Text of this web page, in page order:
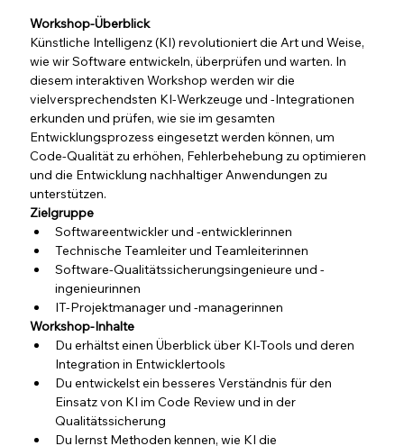
Workshop-Überblick
Künstliche Intelligenz (KI) revolutioniert die Art und Weise,
wie wir Software entwickeln, überprüfen und warten. In
diesem interaktiven Workshop werden wir die
vielversprechendsten KI-Werkzeuge und -Integrationen
erkunden und prüfen, wie sie im gesamten
Entwicklungsprozess eingesetzt werden können, um
Code-Qualität zu erhöhen, Fehlerbehebung zu optimieren
und die Entwicklung nachhaltiger Anwendungen zu
unterstützen.
Zielgruppe
Softwareentwickler und -entwicklerinnen
Technische Teamleiter und Teamleiterinnen
Software-Qualitätssicherungsingenieure und -
ingenieurinnen
IT-Projektmanager und -managerinnen
Workshop-Inhalte
Du erhältst einen Überblick über KI-Tools und deren
Integration in Entwicklertools
Du entwickelst ein besseres Verständnis für den
Einsatz von KI im Code Review und in der
Qualitätssicherung
Du lernst Methoden kennen, wie KI die